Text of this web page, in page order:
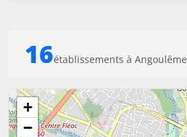
16établissements à Angoulême
+
−